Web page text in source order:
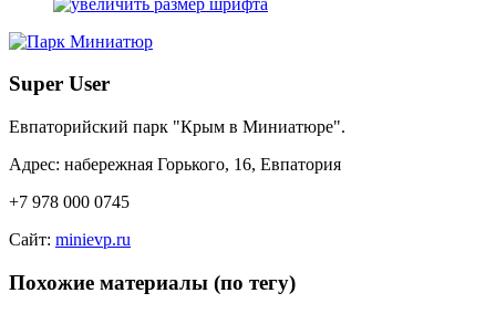
Super User
Евпаторийский парк "Крым в Миниатюре".
Адрес: набережная Горького, 16, Евпатория
+7 978 000 0745
Сайт: minievp.ru
Похожие материалы (по тегу)